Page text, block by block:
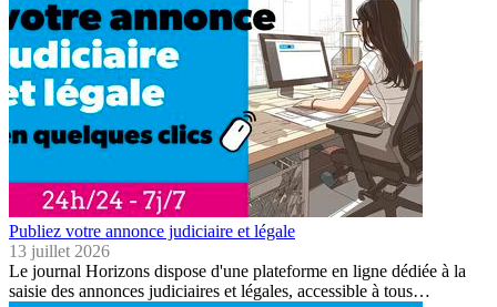
Publiez votre annonce judiciaire et légale
13 juillet 2026
Le journal Horizons dispose d'une plateforme en ligne dédiée à la
saisie des annonces judiciaires et légales, accessible à tous…